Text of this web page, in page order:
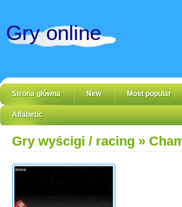
Gry online
Strona główna New Most popular
Alfabetic
Gry wyścigi / racing »